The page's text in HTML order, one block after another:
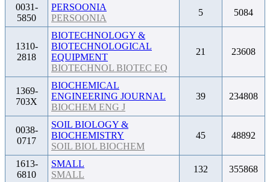
0031-
5850
PERSOONIA
PERSOONIA
5 5084
1310-
2818
BIOTECHNOLOGY &
BIOTECHNOLOGICAL
EQUIPMENT
BIOTECHNOL BIOTEC EQ
21 23608
1369-
703X
BIOCHEMICAL
ENGINEERING JOURNAL
BIOCHEM ENG J
39 234808
0038-
0717
SOIL BIOLOGY &
BIOCHEMISTRY
SOIL BIOL BIOCHEM
45 48892
1613-
6810
SMALL
SMALL
132 355868